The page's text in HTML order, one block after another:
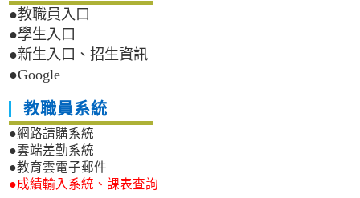
●教職員入口
●學生入口
●新生入口、招生資訊
●Google
教職員系統
●網路請購系統
●雲端差勤系統
●教育雲電子郵件
●成績輸入系統、課表查詢